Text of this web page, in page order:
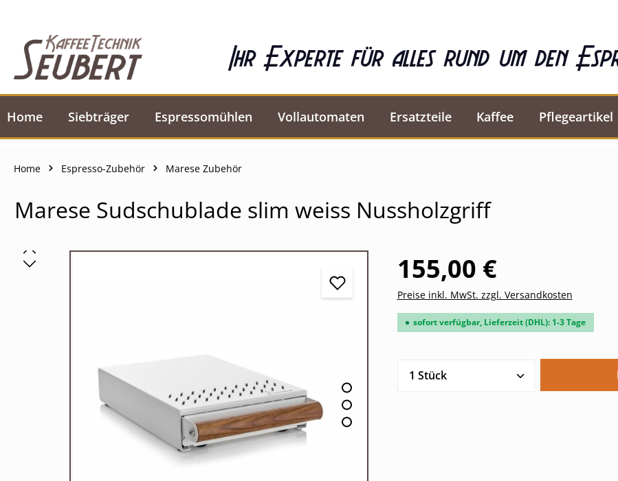
Ihr Experte für alles rund um den
Home Siebträger Espressomühlen Vollautomaten Ersatzteile Kaffee Pflegeartikel
Home Espresso-Zubehör Marese Zubehör
Marese Sudschublade slim weiss Nussholzgriff
Bildergalerie überspringen 155,00 €
Preise inkl. MwSt. zzgl. Versandkosten
sofort verfügbar, Lieferzeit (DHL): 1-3 Tage
Produkt Anzahl: Gib den